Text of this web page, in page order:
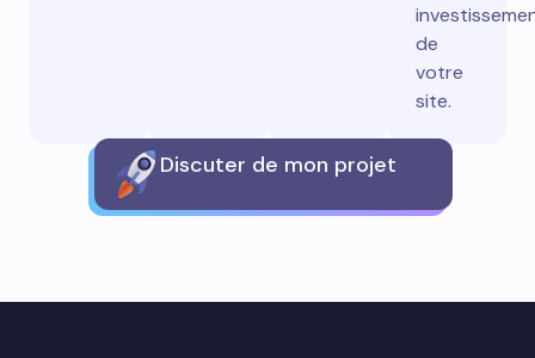
de
votre
site.
Discuter de mon projet